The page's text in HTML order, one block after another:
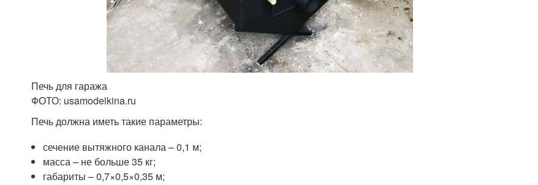
Печь для гаража
ФОТО: usamodelkina.ru
Печь должна иметь такие параметры:
сечение вытяжного канала – 0,1 м;
масса – не больше 35 кг;
габариты – 0,7×0,5×0,35 м;